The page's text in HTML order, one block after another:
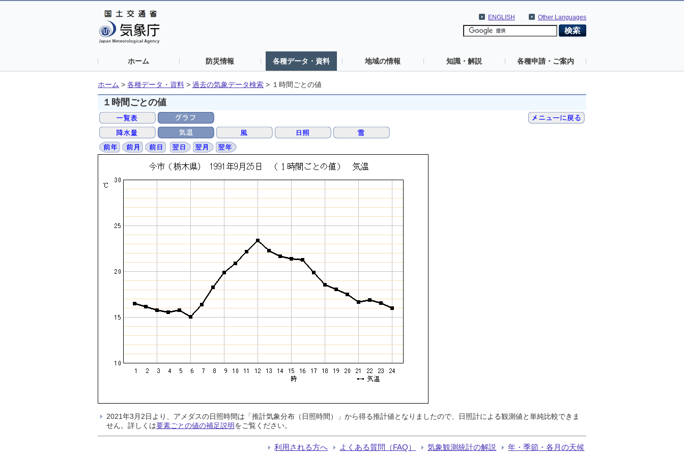
Other Languages
ENGLISH
ホーム 防災情報 各種データ・資料 地域の情報 知識・解説 各種申請・ご案内
ホーム > 各種データ・資料 > 過去の気象データ検索 > １時間ごとの値
１時間ごとの値
2021年3月2日より、アメダスの日照時間は「推計気象分布（日照時間）」から得る推計値となりましたので、日照計による観測値と単純比較できま
せん。詳しくは要素ごとの値の補足説明をご覧ください。
利用される方へ よくある質問（FAQ） 気象観測統計の解説 年・季節・各月の天候